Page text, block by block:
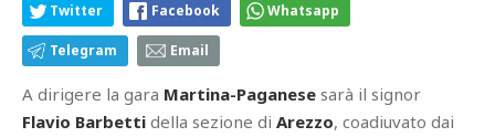
Twitter Facebook Whatsapp
Telegram Email
A dirigere la gara Martina-Paganese sarà il signor
Flavio Barbetti della sezione di Arezzo, coadiuvato dai